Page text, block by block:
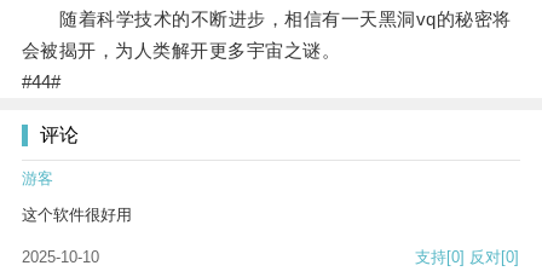
随着科学技术的不断进步，相信有一天黑洞vq的秘密将
会被揭开，为人类解开更多宇宙之谜。
#44#
评论
游客
这个软件很好用
2025-10-10 支持[0] 反对[0]